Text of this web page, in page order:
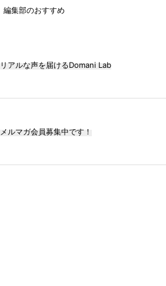
編集部のおすすめ
リアルな声を届けるDomani Lab
メルマガ会員募集中です！